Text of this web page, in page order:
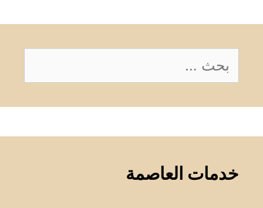
البحث
عن:
خدمات العاصمة